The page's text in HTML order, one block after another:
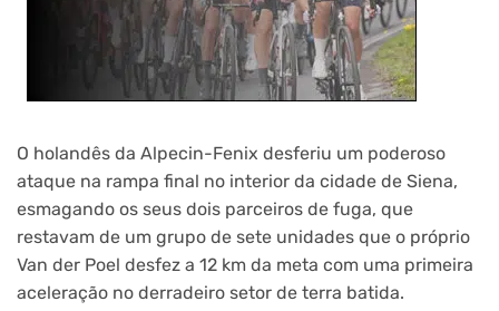
O holandês da Alpecin-Fenix desferiu um poderoso
ataque na rampa final no interior da cidade de Siena,
esmagando os seus dois parceiros de fuga, que
restavam de um grupo de sete unidades que o próprio
Van der Poel desfez a 12 km da meta com uma primeira
aceleração no derradeiro setor de terra batida.